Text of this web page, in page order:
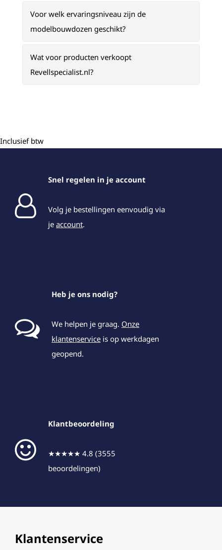
Voor welk ervaringsniveau zijn de
modelbouwdozen geschikt?
Wat voor producten verkoopt
Revellspecialist.nl?
Inclusief btw
Snel regelen in je account
Volg je bestellingen eenvoudig via
je account.
Heb je ons nodig?
We helpen je graag. Onze
klantenservice is op werkdagen
geopend.
Klantbeoordeling
★★★★★ 4.8 (3555
beoordelingen)
Klantenservice